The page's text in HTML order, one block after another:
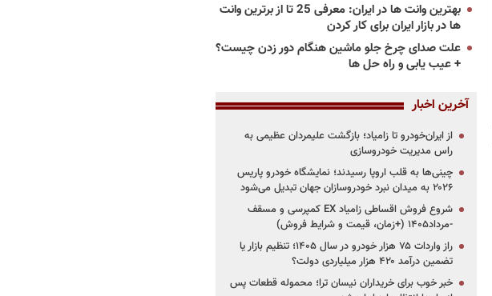
بهترین وانت ها در ایران: معرفی 25 تا از برترین وانت
ها در بازار ایران برای کار کردن
علت صدای چرخ جلو ماشین هنگام دور زدن چیست؟
+ عیب یابی و راه حل ها
آخرین اخبار
از ایران‌خودرو تا زامیاد؛ بازگشت علیمردان عظیمی به
راس مدیریت خودروسازی
چینی‌ها به قلب اروپا رسیدند؛ نمایشگاه خودرو پاریس
۲۰۲۶ به میدان نبرد خودروسازان جهان تبدیل می‌شود
شروع فروش اقساطی زامیاد EX کمپرسی و مسقف
-مرداد۱۴۰۵ (+زمان، قیمت و شرایط فروش)
راز واردات ۷۵ هزار خودرو در سال ۱۴۰۵؛ تنظیم بازار یا
تضمین درآمد ۴۲۰ هزار میلیاردی دولت؟
خبر خوب برای خریداران نیسان ترا؛ محموله قطعات پس